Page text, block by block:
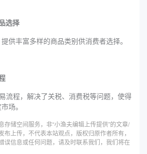
选择
供丰富多样的商品类别供消费者选择。
流程，解决了关税、消费税等问题，使得
场。
存储空间服务，非“小渔夫编辑上传提供”的文章/
布上传，不代表本站观点，版权归原作者所有，
误信息或任何问题，请及时联系我们，我们将在